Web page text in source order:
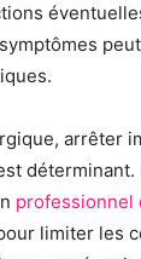
arrêter
déterminant.
professionnel
limiter les